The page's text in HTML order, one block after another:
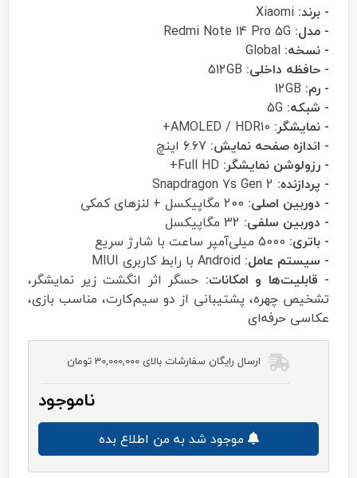
- برند:
- مدل:
- نسخه:
- حافظه داخلی:
- رم:
- شبکه:
- نمایشگر:
- اندازه صفحه نمایش:
- رزولوشن نمایشگر:
- پردازنده:
- دوربین اصلی:
- دوربین سلفی:
- باتری:
- سیستم عامل:
- قابلیت‌ها و امکانات: حسگر اثر انگشت زیر نمایشگر،
تشخیص چهره، پشتیبانی از دو سیم‌کارت، مناسب بازی،
عکاسی حرفه‌ای
ارسال رایگان سفارشات بالای 30,000,000 تومان
ناموجود